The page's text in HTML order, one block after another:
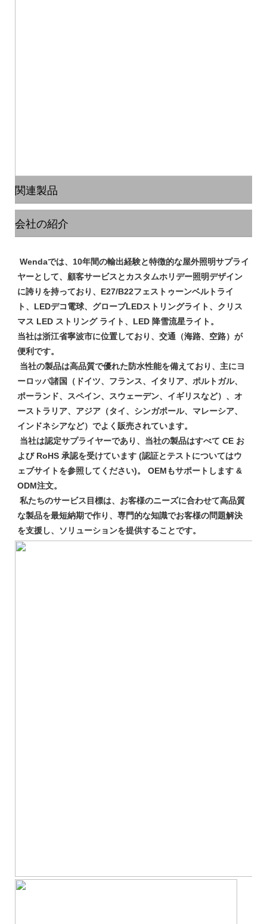
関連製品
会社の紹介
ヤーとして、顧客サービスとカスタムホリデー照明デザイン
に誇りを持っており、E27/B22フェストゥーンベルトライ
ト、LEDデコ電球、グローブLEDストリングライト、クリス
マス LED ストリング ライト、LED 降雪流星ライト。
当社は浙江省寧波市に位置しており、交通（海路、空路）が
便利です。
ーロッパ諸国（ドイツ、フランス、イタリア、ポルトガル、
ポーランド、スペイン、スウェーデン、イギリスなど）、オ
ーストラリア、アジア（タイ、シンガポール、マレーシア、
インドネシアなど）でよく販売されています。
よび RoHS 承認を受けています (認証とテストについてはウ
ェブサイトを参照してください)。 OEMもサポートします &
ODM注文。
な製品を最短納期で作り、専門的な知識でお客様の問題解決